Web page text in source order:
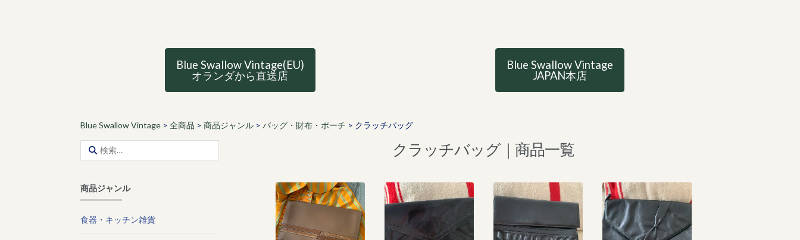
Blue Swallow Vintage(EU)
オランダから直送店
Blue Swallow Vintage
JAPAN本店
Blue Swallow Vintage> 全商品 > 商品ジャンル> バッグ・財布・ポーチ > クラッチバッグ
クラッチバッグ｜商品一覧
索:
商品ジャンル
食器・キッチン雑貨